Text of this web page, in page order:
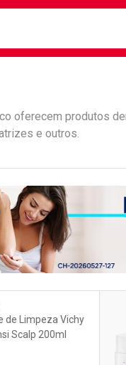
oferecem produtos
e outros.
de Limpeza Vichy
Scalp 200ml